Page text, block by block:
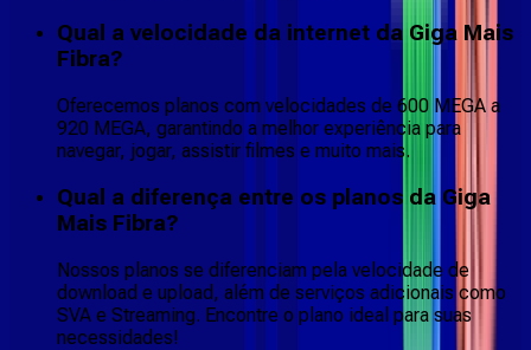
Qual a velocidade da internet da Giga Mais
Fibra?
Oferecemos planos com velocidades de 600 MEGA a
920 MEGA, garantindo a melhor experiência para
navegar, jogar, assistir filmes e muito mais.
Qual a diferença entre os planos da Giga
Mais Fibra?
Nossos planos se diferenciam pela velocidade de
download e upload, além de serviços adicionais como
SVA e Streaming. Encontre o plano ideal para suas
necessidades!